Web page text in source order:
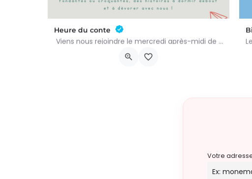
Heure du conte
Viens nous rejoindre le mercredi après-midi de 13h30 à 15h à l’heure du conte. On y lit des histoires…
Votre